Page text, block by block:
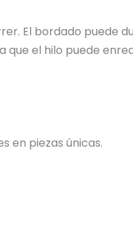
El bordado puede
que el hilo puede
en piezas únicas.